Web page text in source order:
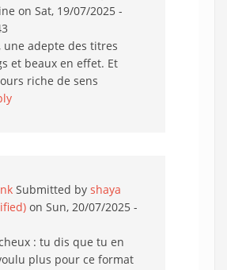
on Sat, 19/07/2025 -
une adepte des titres
et beaux en effet. Et
riche de sens
Submitted by shaya
on Sun, 20/07/2025 -
: tu dis que tu en
plus pour ce format